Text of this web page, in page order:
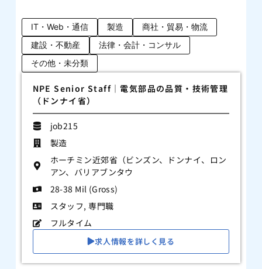
IT・Web・通信 製造
商社・貿易・物流
建設・不動産
法律・会計・コンサル
その他・未分類
NPE Senior Staff｜電気部品の品質・技術管理
（ドンナイ省）
job215
製造
ホーチミン近郊省（ビンズン、ドンナイ、ロン
アン、バリアブンタウ
28-38 Mil (Gross)
スタッフ,専門職
フルタイム
求人情報を詳しく見る